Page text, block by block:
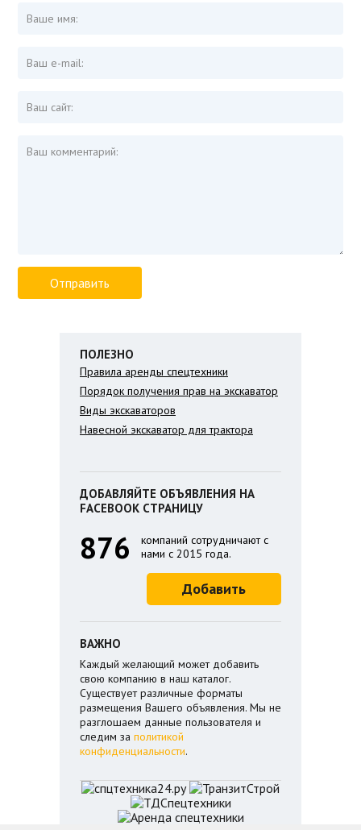
ПОЛЕЗНО
Правила аренды спецтехники
Порядок получения прав на экскаватор
Виды экскаваторов
Навесной экскаватор для трактора
ДОБАВЛЯЙТЕ ОБЪЯВЛЕНИЯ НА
FACEBOOK СТРАНИЦУ
876
компаний сотрудничают с
нами с 2015 года.
Добавить
ВАЖНО
Каждый желающий может добавить
свою компанию в наш каталог.
Существует различные форматы
размещения Вашего объявления. Мы не
разглошаем данные пользователя и
следим за политикой
конфиденциальности.